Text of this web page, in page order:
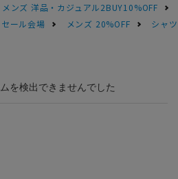
メンズ 洋品・カジュアル2BUY10%OFF
セール会場 メンズ 20%OFF シャ